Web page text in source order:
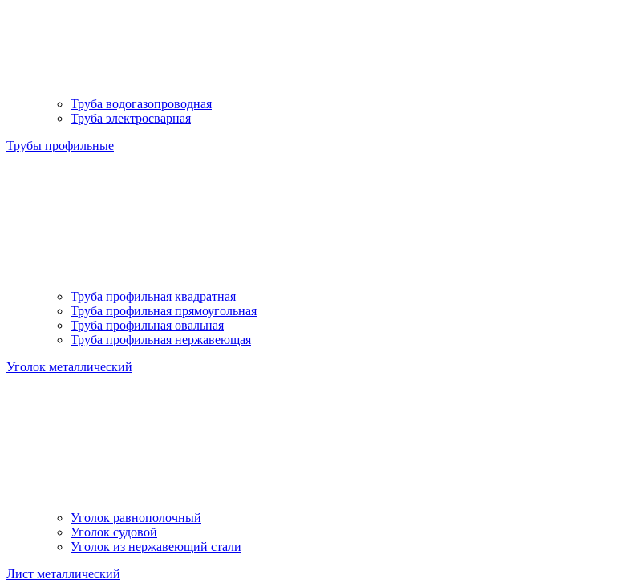
Труба водогазопроводная
Труба электросварная
Трубы профильные
Труба профильная квадратная
Труба профильная прямоугольная
Труба профильная овальная
Труба профильная нержавеющая
Уголок металлический
Уголок равнополочный
Уголок судовой
Уголок из нержавеющий стали
Лист металлический